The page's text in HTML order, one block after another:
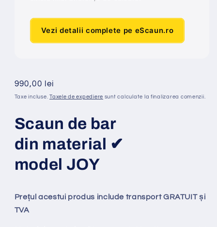
Vezi detalii complete pe eScaun.ro
Preț
obișnuit
990,00 lei
Taxe incluse.Taxele de expediere sunt calculate la finalizarea comenzii.
Scaun de bar
din material ✔
model JOY
Prețul acestui produs include transport GRATUIT și
TVA